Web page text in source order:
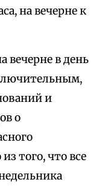
на вечерне к
вечерне в день
и
о
того, что все